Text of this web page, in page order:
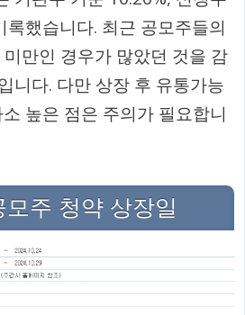
록했습니다. 최근 공모주들의
만인 경우가 많았던 것을 감
니다. 다만 상장 후 유통가능
높은 점은 주의가 필요합니
주 청약 상장일